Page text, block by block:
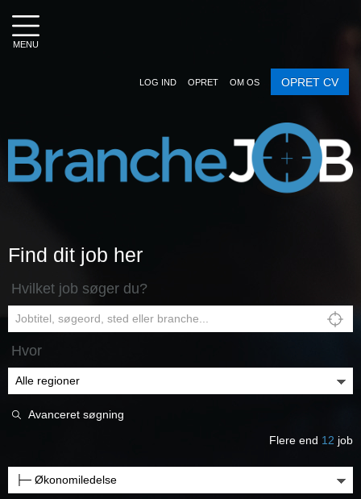
MENU
LOG IND OPRET OM OS OPRET CV
Find dit job her
Hvilket job søger du?
Hvor
Avanceret søgning
Flere end 12 job